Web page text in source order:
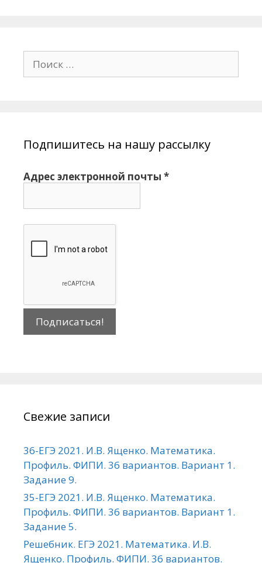
Подпишитесь на нашу рассылку
Адрес электронной почты *
Свежие записи
36-ЕГЭ 2021. И.В. Ященко. Математика.
Профиль. ФИПИ. 36 вариантов. Вариант 1.
Задание 9.
35-ЕГЭ 2021. И.В. Ященко. Математика.
Профиль. ФИПИ. 36 вариантов. Вариант 1.
Задание 5.
Решебник. ЕГЭ 2021. Математика. И.В.
Ященко. Профиль. ФИПИ. 36 вариантов.